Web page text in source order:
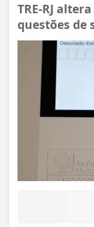
TRE-RJ
questões de